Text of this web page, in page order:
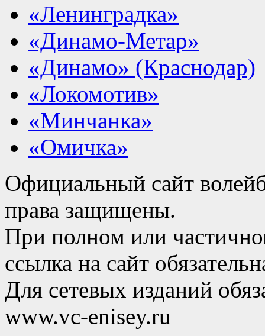
«Ленинградка»
«Динамо-Метар»
«Динамо» (Краснодар)
«Локомотив»
«Минчанка»
«Омичка»
Официальный сайт
права защищены.
При полном или
ссылка на сайт
Для сетевых изданий
www.vc-enisey.ru